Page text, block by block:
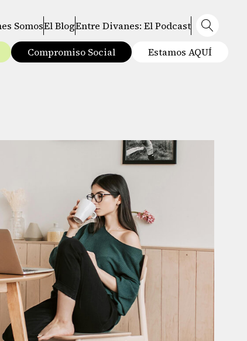
SomosEl BlogEntre Divanes: El Podcast
Compromiso Social Estamos AQUÍ